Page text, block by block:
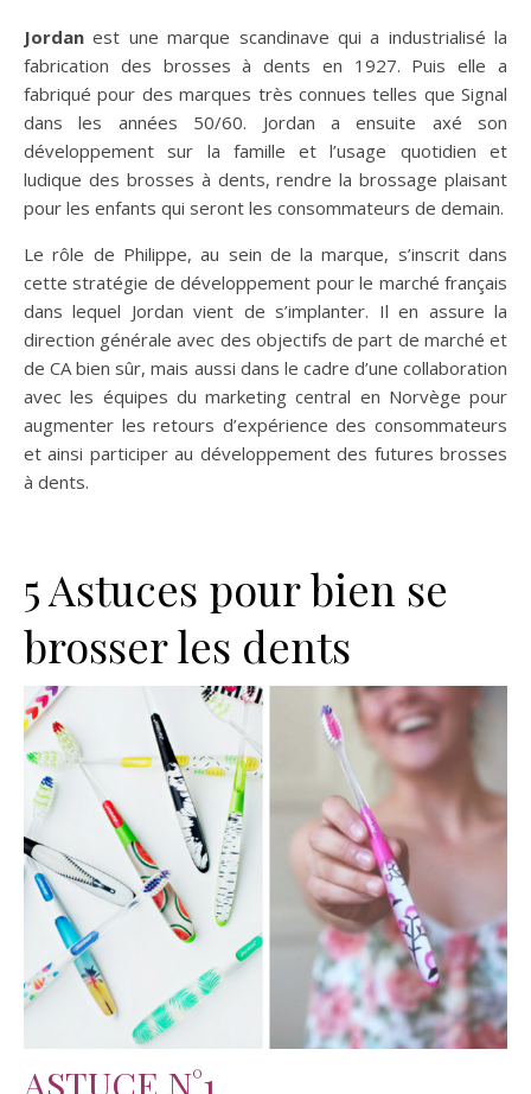
Jordan est une marque scandinave qui a industrialisé la
fabrication des brosses à dents en 1927. Puis elle a
fabriqué pour des marques très connues telles que Signal
dans les années 50/60. Jordan a ensuite axé son
développement sur la famille et l’usage quotidien et
ludique des brosses à dents, rendre la brossage plaisant
pour les enfants qui seront les consommateurs de demain.
Le rôle de Philippe, au sein de la marque, s’inscrit dans
cette stratégie de développement pour le marché français
dans lequel Jordan vient de s’implanter. Il en assure la
direction générale avec des objectifs de part de marché et
de CA bien sûr, mais aussi dans le cadre d’une collaboration
avec les équipes du marketing central en Norvège pour
augmenter les retours d’expérience des consommateurs
et ainsi participer au développement des futures brosses
à dents.
5 Astuces pour bien se
brosser les dents
ASTUCE N°1